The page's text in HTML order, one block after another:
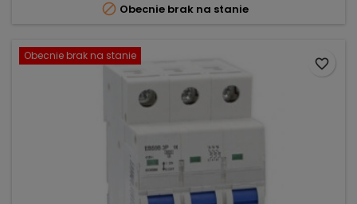
 Obecnie brak na stanie
Obecnie brak na stanie
favorite_border